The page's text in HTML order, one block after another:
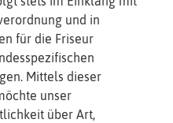
und in
für die Friseur
Mittels dieser
unser
über Art,